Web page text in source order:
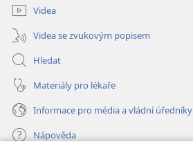
Videa
Videa se zvukovým popisem
Hledat
Materiály pro lékaře
Informace pro média a vládní úředníky
Nápověda